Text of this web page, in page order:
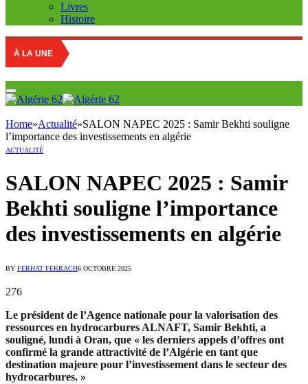
Livres
Histoire
À LA UNE
Home»Actualité»SALON NAPEC 2025 : Samir Bekhti souligne
l’importance des investissements en algérie
ACTUALITÉ
SALON NAPEC 2025 : Samir
Bekhti souligne l’importance
des investissements en algérie
BY FERHAT FEKRACH6 OCTOBRE 2025
276
Le président de l’Agence nationale pour la valorisation des
ressources en hydrocarbures ALNAFT, Samir Bekhti, a
souligné, lundi à Oran, que « les derniers appels d’offres ont
confirmé la grande attractivité de l’Algérie en tant que
destination majeure pour l’investissement dans le secteur des
hydrocarbures. »